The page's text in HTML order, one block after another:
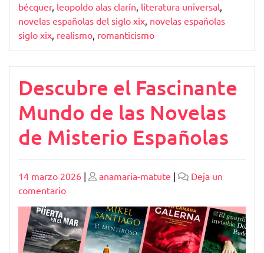
bécquer, leopoldo alas clarín, literatura universal,
novelas españolas del siglo xix, novelas españolas
siglo xix, realismo, romanticismo
Descubre el Fascinante
Mundo de las Novelas
de Misterio Españolas
Publicado
14 marzo 2026 | Publicado
anamaria-matute |
Deja un
comentarioen
Descubre
el
Fascinante
Mundo